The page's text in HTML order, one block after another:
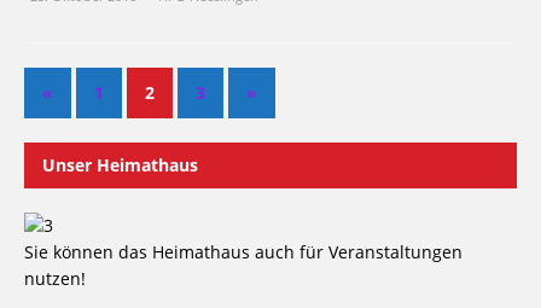
« 1 2 3 »
Unser Heimathaus
Sie können das Heimathaus auch für Veranstaltungen
nutzen!